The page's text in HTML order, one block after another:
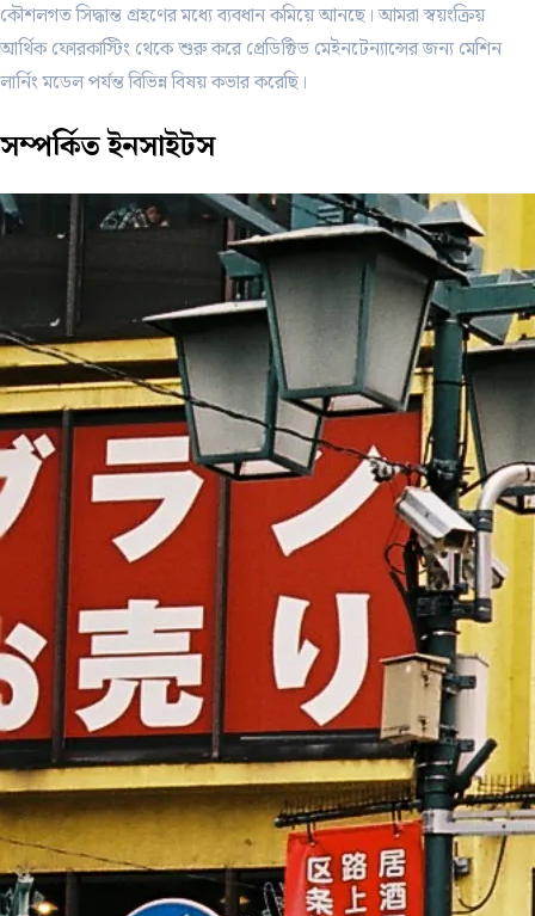
কৌশলগত সিদ্ধান্ত গ্রহণের মধ্যে ব্যবধান কমিয়ে আনছে। আমরা স্বয়ংক্রিয়
আর্থিক ফোরকাস্টিং থেকে শুরু করে প্রেডিক্টিভ মেইনটেন্যান্সের জন্য মেশিন
লার্নিং মডেল পর্যন্ত বিভিন্ন বিষয় কভার করেছি।
সম্পর্কিতইনসাইটস